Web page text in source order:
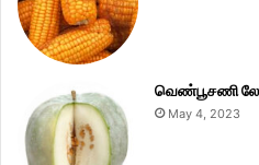
வெண்பூசணி
May 4, 2023